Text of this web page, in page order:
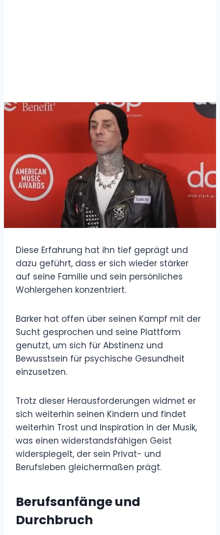
Diese Erfahrung hat ihn tief geprägt und
dazu geführt, dass er sich wieder stärker
auf seine Familie und sein persönliches
Wohlergehen konzentriert.
Barker hat offen über seinen Kampf mit der
Sucht gesprochen und seine Plattform
genutzt, um sich für Abstinenz und
Bewusstsein für psychische Gesundheit
einzusetzen.
Trotz dieser Herausforderungen widmet er
sich weiterhin seinen Kindern und findet
weiterhin Trost und Inspiration in der Musik,
was einen widerstandsfähigen Geist
widerspiegelt, der sein Privat- und
Berufsleben gleichermaßen prägt.
Berufsanfänge und
Durchbruch